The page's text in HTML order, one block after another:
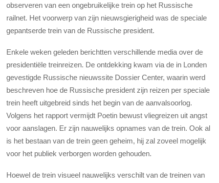
observeren van een ongebruikelijke trein op het Russische
railnet. Het voorwerp van zijn nieuwsgierigheid was de speciale
gepantserde trein van de Russische president.
Enkele weken geleden berichtten verschillende media over de
presidentiële treinreizen. De ontdekking kwam via de in Londen
gevestigde Russische nieuwssite Dossier Center, waarin werd
beschreven hoe de Russische president zijn reizen per speciale
trein heeft uitgebreid sinds het begin van de aanvalsoorlog.
Volgens het rapport vermijdt Poetin bewust vliegreizen uit angst
voor aanslagen. Er zijn nauwelijks opnames van de trein. Ook al
is het bestaan ​​van de trein geen geheim, hij zal zoveel mogelijk
voor het publiek verborgen worden gehouden.
Hoewel de trein visueel nauwelijks verschilt van de treinen van